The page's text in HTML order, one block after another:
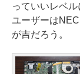
っていいレベ
ユーザーは
が吉だろう。